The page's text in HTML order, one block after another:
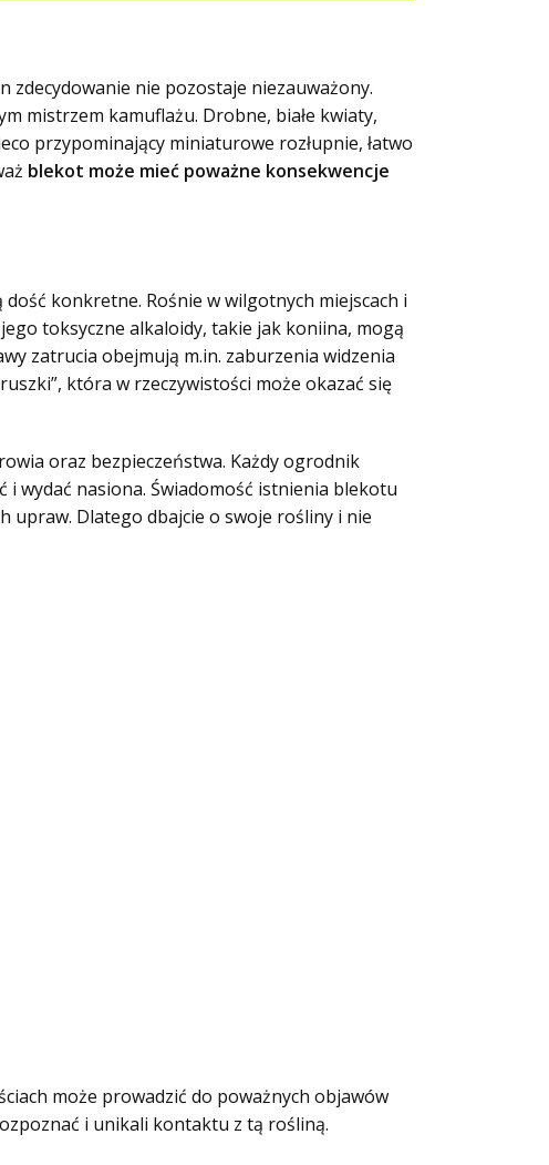
zdecydowanie nie pozostaje niezauważony.
mistrzem kamuflażu. Drobne, białe kwiaty,
przypominający miniaturowe rozłupnie, łatwo
blekot może mieć poważne konsekwencje
konkretne. Rośnie w wilgotnych miejscach i
toksyczne alkaloidy, takie jak koniina, mogą
zatrucia obejmują m.in. zaburzenia widzenia
która w rzeczywistości może okazać się
oraz bezpieczeństwa. Każdy ogrodnik
wydać nasiona. Świadomość istnienia blekotu
upraw. Dlatego dbajcie o swoje rośliny i nie
może prowadzić do poważnych objawów
i unikali kontaktu z tą rośliną.